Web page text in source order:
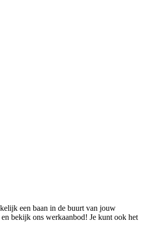
een baan in de buurt van jouw
bekijk ons werkaanbod! Je kunt ook het